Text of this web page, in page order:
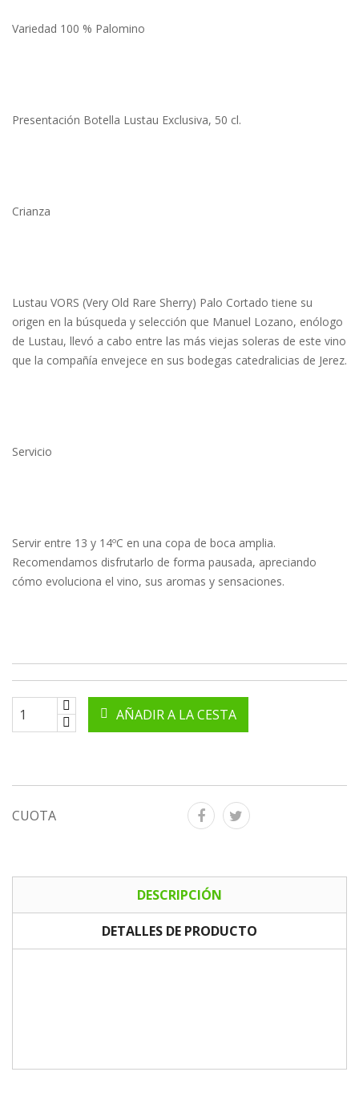
Variedad 100 % Palomino
Presentación Botella Lustau Exclusiva, 50 cl.
Crianza
Lustau VORS (Very Old Rare Sherry) Palo Cortado tiene su
origen en la búsqueda y selección que Manuel Lozano, enólogo
de Lustau, llevó a cabo entre las más viejas soleras de este vino
que la compañía envejece en sus bodegas catedralicias de Jerez.
Servicio
Servir entre 13 y 14ºC en una copa de boca amplia.
Recomendamos disfrutarlo de forma pausada, apreciando
cómo evoluciona el vino, sus aromas y sensaciones.
AÑADIR A LA CESTA
CUOTA
DESCRIPCIÓN
DETALLES DE PRODUCTO